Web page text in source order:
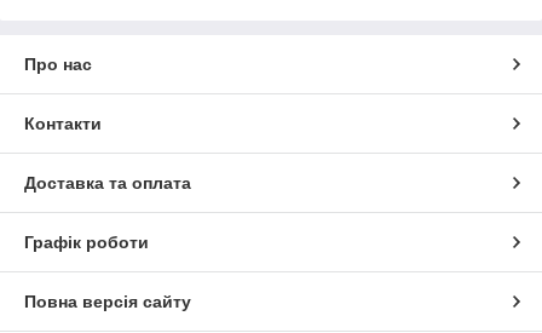
Про нас
Контакти
Доставка та оплата
Графік роботи
Повна версія сайту